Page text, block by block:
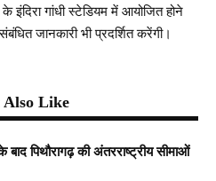
इंदिरा गांधी स्टेडियम में आयोजित होने
जानकारी भी प्रदर्शित करेंगी।
Like
पिथौरागढ़ की अंतरराष्ट्रीय सीमाओं